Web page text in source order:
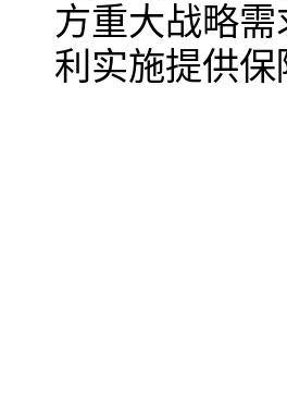
方重大战略
利实施提供保